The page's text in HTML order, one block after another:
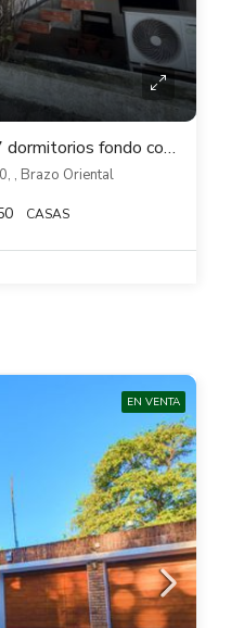
Padrón Único 2 casas 6 o 7 dormitorios fondo con piscina en Brazo Oriental
, Brazo Oriental
CASAS
EN VENTA